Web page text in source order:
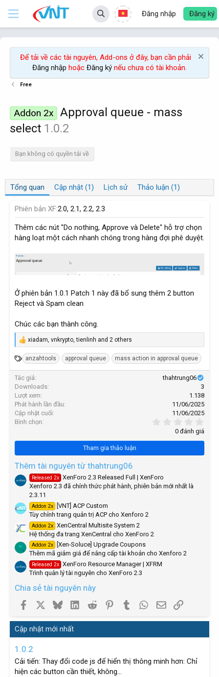
Đăng nhập Đăng ký
Để tải về các tài nguyên, Add-ons ở đây, bạn cần phải
Đăng nhập hoặc Đăng ký nếu chưa có tài khoản.
Free
Addon 2x
Approval queue - mass
select 1.0.2
Bạn không có quyền tải về
Tổng quan Cập nhật (1) Lịch sử Thảo luận (1)
Phiên bản XF2.0 2.1 2.2 2.3
Thêm các nút "Do nothing, Approve và Delete" hỗ trợ chọn
hàng loạt một cách nhanh chóng trong hàng đợi phê duyệt.
Ở phiên bản 1.0.1 Patch 1 này đã bổ sung thêm 2 button
Reject và Spam clean
Chúc các bạn thành công.
R
a
t
o
n
s
:
xiadam, vnkrypto,tienlinh and 2 others
T
ừ
k
h
ó
a
anzahtools approval queue mass action in approval queue
Tác giả
thahtrung06
Downloads
3
Lượt xem
1.138
Phát hành lần đầu
11/06/2025
Cập nhật cuối
11/06/2025
Bình chọn
0
t
0 đánh giá
Tham gia thảo luận
Thêm tài nguyên từ thahtrung06
Released 2x XenForo 2.3 Released Full | XenForo
Xenforo 2.3 đã chính thức phát hành, phiên bản mới nhất là
2.3.11
Addon 2x
[VNT] ACP Custom
Tùy chỉnh trang quản trị ACP cho Xenforo 2
Addon 2x XenCentral Multisite System 2
Hệ thống đa trang XenCentral cho XenForo 2
Addon 2x
[Xen-Soluce] Upgrade Coupons
Thêm mã giảm giá để nâng cấp tài khoản cho Xenforo 2
Released 2x XenForo Resource Manager | XFRM
Trình quản lý tài nguyên cho XenForo 2.3
Chia sẻ tài nguyên này
Facebook BlueskyLinkedInReddit PinterestTumblr WhatsApp
EmailLink
Cập nhật mới nhất
1.0.2
Cải tiến: Thay đổi code js để hiển thị thông minh hơn: Chỉ
hiện các button cần thiết, không...